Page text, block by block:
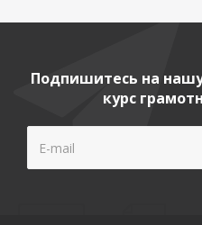
Подпишитесь на
курс